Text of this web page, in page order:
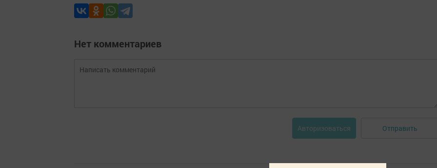
Нет комментариев
Авторизоваться Отправить